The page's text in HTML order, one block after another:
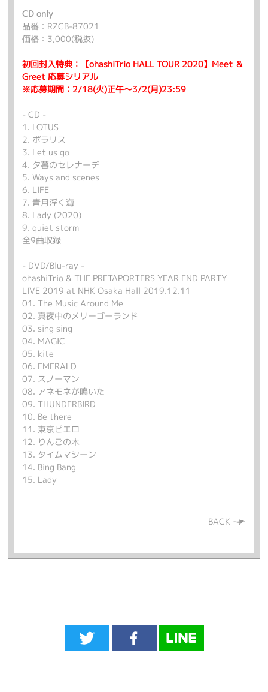
CD only
品番：RZCB-87021
価格：3,000(税抜)
初回封入特典：【ohashiTrio HALL TOUR 2020】Meet ＆
Greet 応募シリアル
※応募期間：2/18(火)正午～3/2(月)23:59
- CD -
1. LOTUS
2. ポラリス
3. Let us go
4. 夕暮のセレナーデ
5. Ways and scenes
6. LIFE
7. 青月浮く海
8. Lady (2020)
9. quiet storm
全9曲収録
- DVD/Blu-ray -
ohashiTrio & THE PRETAPORTERS YEAR END PARTY
LIVE 2019 at NHK Osaka Hall 2019.12.11
01. The Music Around Me
02. 真夜中のメリーゴーランド
03. sing sing
04. MAGIC
05. kite
06. EMERALD
07. スノーマン
08. アネモネが鳴いた
09. THUNDERBIRD
10. Be there
11. 東京ピエロ
12. りんごの木
13. タイムマシーン
14. Bing Bang
15. Lady
BACK